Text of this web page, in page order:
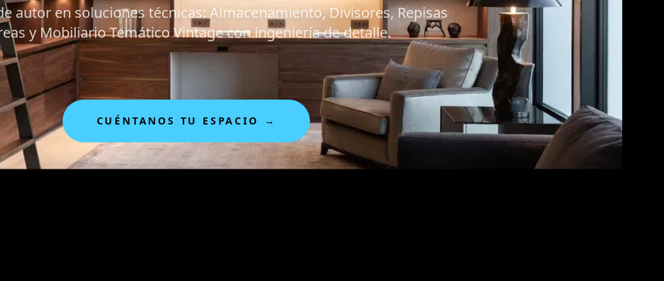
autor en soluciones técnicas: Almacenamiento, Divisores, Repisas
y Mobiliario Temático Vintage con ingeniería de detalle.
CUÉNTANOS TU ESPACIO →